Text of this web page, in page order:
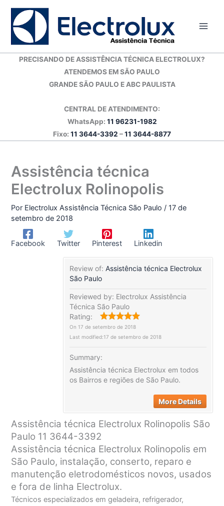
para
conteúdo
PRECISANDO DE ASSISTÊNCIA TÉCNICA ELECTROLUX?
ATENDEMOS EM SÃO PAULO
GRANDE SÃO PAULO E ABC PAULISTA
CENTRAL DE ATENDIMENTO:
WhatsApp: 11 96231-1982
Fixo: 11 3644-3392 –11 3644-8877
Assistência técnica
Electrolux Rolinopolis
Por Electrolux Assistência Técnica São Paulo/17 de
setembro de 2018
Facebook Twitter Pinterest Linkedin
Review of: Assistência técnica Electrolux
São Paulo
Reviewed by: Electrolux Assistência
Técnica São Paulo
Rating:
On 17 de setembro de 2018
Last modified:17 de setembro de 2018
Summary:
Assistência técnica Electrolux em todos
os Bairros e regiões de São Paulo.
More Details
Assistência técnica Electrolux Rolinopolis São
Paulo 11 3644-3392
Assistência técnica Electrolux Rolinopolis em
São Paulo, instalação, conserto, reparo e
manutenção eletrodomésticos novos, usados
e fora de linha Electrolux.
Técnicos especializados em geladeira, refrigerador,